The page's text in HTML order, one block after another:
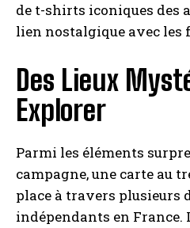
de t-shirts iconiques des
lien nostalgique avec les
Des Lieux
Explorer
Parmi les éléments
campagne, une carte au
place à travers plusieurs
indépendants en France.